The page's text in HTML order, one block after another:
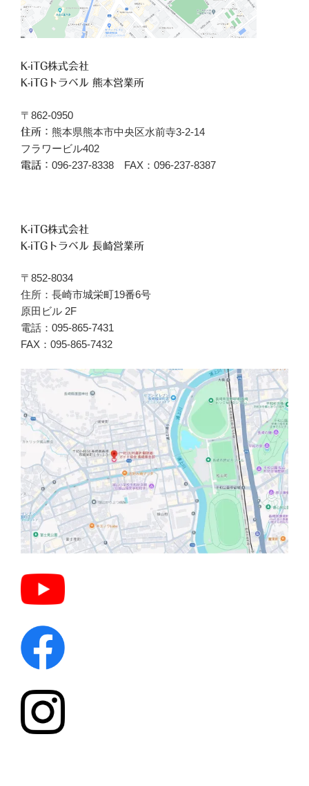
K-iTG株式会社
K-iTGトラベル 熊本営業所
〒862-0950
住所： 熊本県熊本市中央区水前寺3-2-14
フラワービル402
電話： 096‐237-8338 FAX：096-237-8387
K-iTG株式会社
K-iTGトラベル 長崎営業所
〒852-8034
住所：長崎市城栄町19番6号
原田ビル 2F
電話：095-865-7431
FAX：095-865-7432